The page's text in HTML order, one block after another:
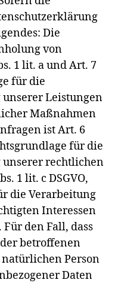
Die
von
1 lit. a und Art. 7
für die
Leistungen
Maßnahmen
ist Art. 6
für die
rechtlichen
1 lit. c DSGVO,
die Verarbeitung
Interessen
Für den Fall, dass
betroffenen
Person
Daten